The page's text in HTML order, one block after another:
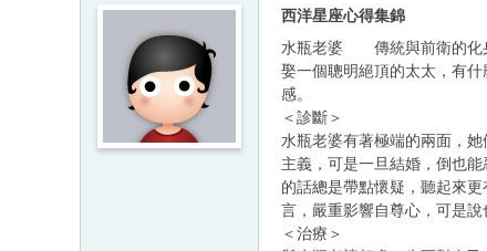
西洋星座心得集錦
水瓶老婆 傳統與前衛的化
娶一個聰明絕頂的太太，有
感。
＜診斷＞
水瓶老婆有著極端的兩面，
主義，可是一旦結婚，倒也
的話總是帶點懷疑，聽起來
言，嚴重影響自尊心，可是說
＜治療＞